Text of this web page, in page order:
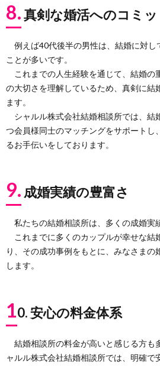
8.真剣な婚活へのコミ
例えば40代後半の男性は、結婚に対し
ことが多いです。
これまでの人生経験を通じて、結婚の
の大切さを理解しているため、真剣に結
ます。
シャルル株式会社結婚相談所では、結
つ会員様同士のマッチングをサポートし
るお手伝いをしております。
9. 成婚実績の豊富さ
私たちの結婚相談所は、多くの成婚実
これまでに多くのカップルが幸せな結
り、その成功事例をもとに、みなさまの
します。
10. 安心の料金体系
結婚相談所の料金が高いと感じる方も
ャルル株式会社結婚相談所では、明確で